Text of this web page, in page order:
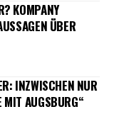
KOMPANY
ÜBER
INZWISCHEN NUR
MIT AUGSBURG“